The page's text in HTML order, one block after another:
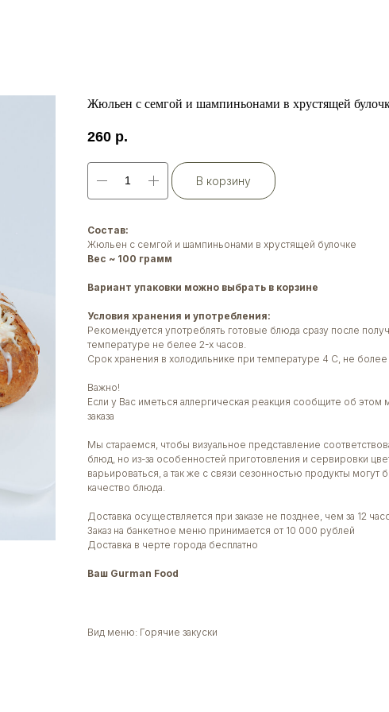
Жюльен с семгой и шампиньонами в хрустящей
260 р.
В корзину
Состав:
Жюльен с семгой и шампиньонами в хрустящей булочке
Вес ~ 100 грамм
Вариант упаковки можно выбрать в корзине
Условия хранения и употребления:
Рекомендуется употреблять готовые блюда сразу после
температуре не белее 2-х часов.
Срок хранения в холодильнике при температуре 4 С, не более
Важно!
Если у Вас иметься аллергическая реакция сообщите об
заказа
Мы стараемся, чтобы визуальное представление
блюд, но из-за особенностей приготовления и сервировки
варьироваться, а так же с связи сезонностью продукты могут
качество блюда.
Доставка осуществляется при заказе не позднее, чем за 12
Заказ на банкетное меню принимается от 10 000 рублей
Доставка в черте города бесплатно
Ваш Gurman Food
Вид меню: Горячие закуски